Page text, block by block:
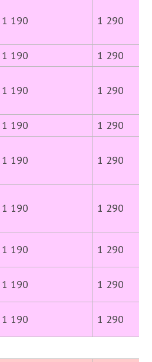
1 190 1 290
1 190
1 290
1 190 1 290
1 190
1 290
1 190 1 290
1 190 1 290
1 190 1 290
1 190 1 290
1 190 1 290